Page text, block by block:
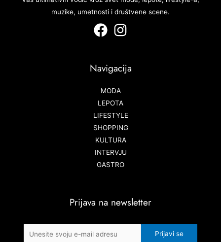
muzike, umetnosti i društvene scene.
Navigacija
MODA
LEPOTA
LIFESTYLE
SHOPPING
KULTURA
INTERVJU
GASTRO
Prijava na newsletter